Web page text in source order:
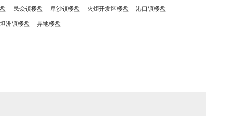
民众镇楼盘 阜沙镇楼盘 火炬开发区楼盘 港口镇楼盘
坦洲镇楼盘 异地楼盘